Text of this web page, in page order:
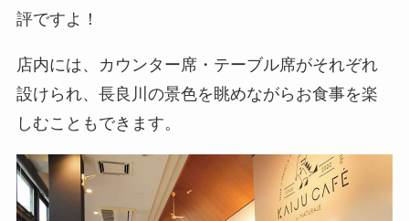
評ですよ！
店内には、カウンター席・テーブル席がそれぞれ
設けられ、長良川の景色を眺めながらお食事を楽
しむこともできます。